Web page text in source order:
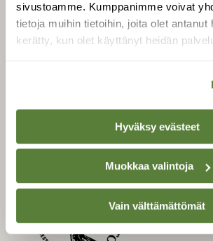
sivustoamme. Kumppanimme voivat
tietoja muihin tietoihin, joita olet antanut
kerätty, kun olet käyttänyt heidän
Hyväksy evästeet
Muokkaa valintoja
Vain välttämättömät
Tilaa
Tilaa
Tilaa
Suomen
kustantaja